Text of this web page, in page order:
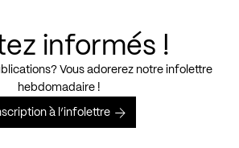
informés !
Vous adorerez notre infolettre
hebdomadaire !
à l’infolettre